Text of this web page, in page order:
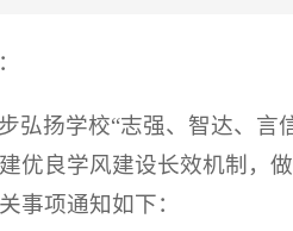
弘扬学校“志强、智达、
优良学风建设长效机制，
事项通知如下：